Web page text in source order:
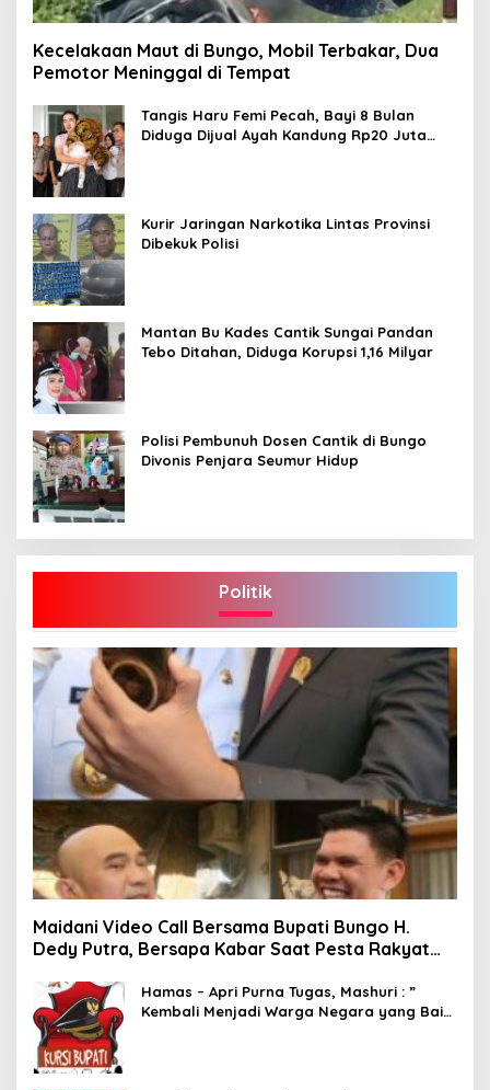
Kecelakaan Maut di Bungo, Mobil Terbakar, Dua
Pemotor Meninggal di Tempat
Tangis Haru Femi Pecah, Bayi 8 Bulan
Diduga Dijual Ayah Kandung Rp20 Juta
Kurir Jaringan Narkotika Lintas Provinsi
Dibekuk Polisi
Mantan Bu Kades Cantik Sungai Pandan
Tebo Ditahan, Diduga Korupsi 1,16 Milyar
Polisi Pembunuh Dosen Cantik di Bungo
Divonis Penjara Seumur Hidup
Politik
Maidani Video Call Bersama Bupati Bungo H.
Dedy Putra, Bersapa Kabar Saat Pesta Rakyat
Hamas – Apri Purna Tugas, Mashuri : ”
Kembali Menjadi Warga Negara yang Baik,